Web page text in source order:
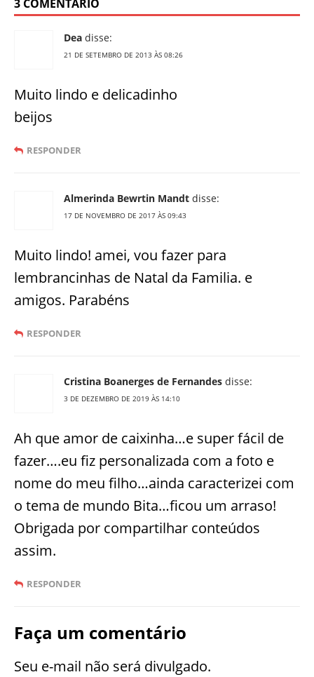
3 COMENTÁRIO
Dea disse:
21 DE SETEMBRO DE 2013 ÀS 08:26
Muito lindo e delicadinho
beijos
RESPONDER
Almerinda Bewrtin Mandt disse:
17 DE NOVEMBRO DE 2017 ÀS 09:43
Muito lindo! amei, vou fazer para
lembrancinhas de Natal da Familia. e
amigos. Parabéns
RESPONDER
Cristina Boanerges de Fernandes disse:
3 DE DEZEMBRO DE 2019 ÀS 14:10
Ah que amor de caixinha…e super fácil de
fazer….eu fiz personalizada com a foto e
nome do meu filho…ainda caracterizei com
o tema de mundo Bita…ficou um arraso!
Obrigada por compartilhar conteúdos
assim.
RESPONDER
Faça um comentário
Seu e-mail não será divulgado.